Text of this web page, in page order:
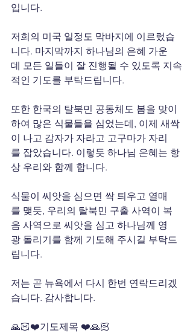
입니다.
저희의 미국 일정도 막바지에 이르렀습
니다. 마지막까지 하나님의 은혜 가운
데 모든 일들이 잘 진행될 수 있도록 지속
적인 기도를 부탁드립니다.
또한 한국의 탈북민 공동체도 봄을 맞이
하여 많은 식물들을 심었는데, 이제 새싹
이 나고 감자가 자라고 고구마가 자리
를 잡았습니다. 이렇듯 하나님 은혜는 항
상 우리와 함께 합니다.
식물이 씨앗을 심으면 싹 틔우고 열매
를 맺듯, 우리의 탈북민 구출 사역이 복
음 사역으로 씨앗을 심고 하나님께 영
광 돌리기를 함께 기도해 주시길 부탁드
립니다.
저는 곧 뉴욕에서 다시 한번 연락드리겠
습니다. 감사합니다.
🙏🏻❤️기도제목 ❤️🙏🏻